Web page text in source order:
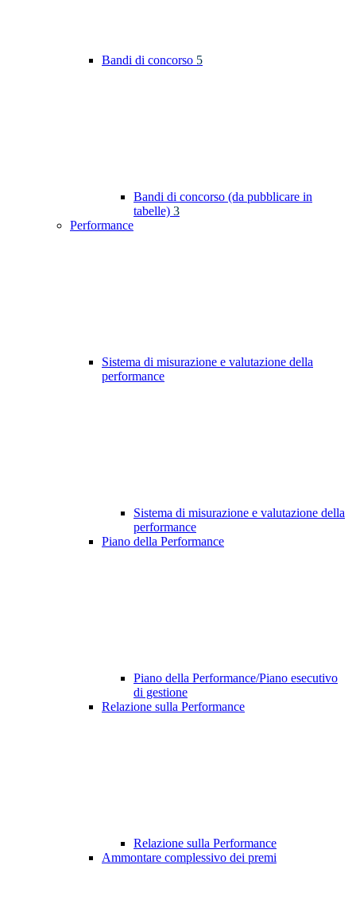
Bandi di concorso 5
Bandi di concorso (da pubblicare in
tabelle) 3
Performance
Sistema di misurazione e valutazione della
performance
Sistema di misurazione e valutazione della
performance
Piano della Performance
Piano della Performance/Piano esecutivo
di gestione
Relazione sulla Performance
Relazione sulla Performance
Ammontare complessivo dei premi